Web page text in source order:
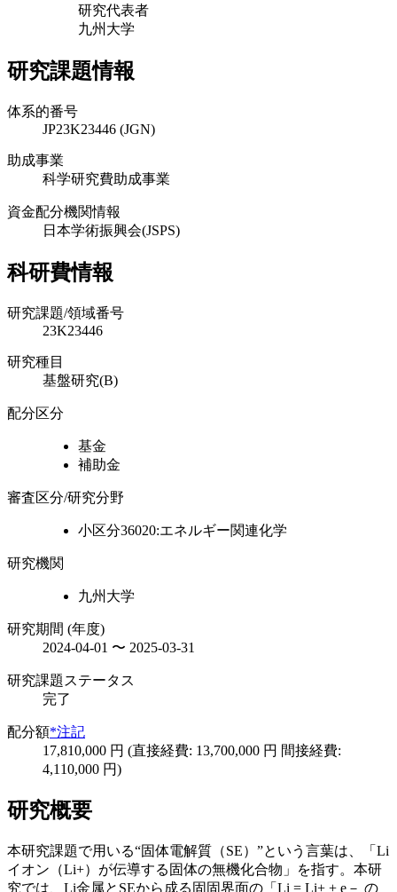
研究代表者
九州大学
研究課題情報
体系的番号
JP23K23446 (JGN)
助成事業
科学研究費助成事業
資金配分機関情報
日本学術振興会(JSPS)
科研費情報
研究課題/領域番号
23K23446
研究種目
基盤研究(B)
配分区分
基金
補助金
審査区分/研究分野
小区分36020:エネルギー関連化学
研究機関
九州大学
研究期間 (年度)
2024-04-01 〜 2025-03-31
研究課題ステータス
完了
配分額*注記
17,810,000 円 (直接経費: 13,700,000 円 間接経費:
4,110,000 円)
研究概要
本研究課題で用いる“固体電解質（SE）”という言葉は、「Li
イオン（Li+）が伝導する固体の無機化合物」を指す。本研
究では、Li金属とSEから成る固固界面の「Li = Li+ + e－ の